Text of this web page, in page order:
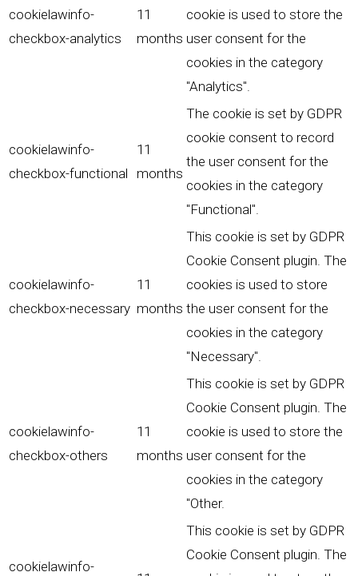
cookielawinfo-
checkbox-analytics
11
months
cookie is used to store the
user consent for the
cookies in the category
"Analytics".
cookielawinfo-
checkbox-functional
11
months
The cookie is set by GDPR
cookie consent to record
the user consent for the
cookies in the category
"Functional".
cookielawinfo-
checkbox-necessary
11
months
This cookie is set by GDPR
Cookie Consent plugin. The
cookies is used to store
the user consent for the
cookies in the category
"Necessary".
cookielawinfo-
checkbox-others
11
months
This cookie is set by GDPR
Cookie Consent plugin. The
cookie is used to store the
user consent for the
cookies in the category
"Other.
cookielawinfo-
This cookie is set by GDPR
Cookie Consent plugin. The